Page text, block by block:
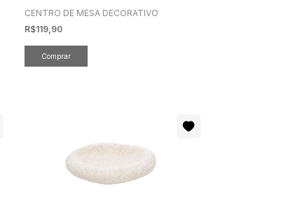
CENTRO DE MESA DECORATIVO
R$119,90